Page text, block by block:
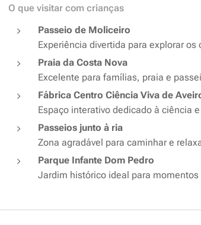
O que visitar com crianças
Passeio de Moliceiro
Experiência divertida para explorar os
Praia da Costa Nova
Excelente para famílias, praia e
Fábrica Centro Ciência Viva de
Espaço interativo dedicado à ciência
Passeios junto à ria
Zona agradável para caminhar e
Parque Infante Dom Pedro
Jardim histórico ideal para